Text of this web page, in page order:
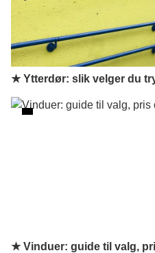
★ Ytterdør: slik velger du
★ Vinduer: guide til valg,